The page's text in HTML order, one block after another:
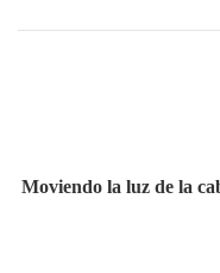
Moviendo la luz de la